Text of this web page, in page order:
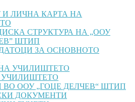
И ЛИЧНА КАРТА НА
СТРУКТУРА НА „ООУ
ШТИП
ЗА ОСНОВНОТО
УЧИЛИШТЕТО
УЧИЛИШТЕТО
ВО ООУ „ГОЦЕ ДЕЛЧЕВ“ ШТИП
ДОКУМЕНТИ